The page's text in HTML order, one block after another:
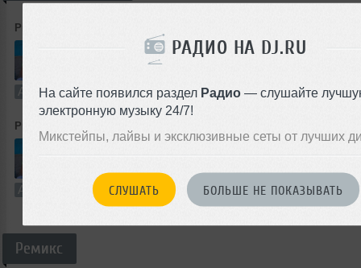
РАДИО НА DJ.RU
На сайте появился раздел Радио — слушайте
электронную музыку 24/7!
Микстейпы, лайвы и эксклюзивные сеты от лучших
СЛУШАТЬ БОЛЬШЕ НЕ ПОКАЗЫВАТЬ
Project Of The Future
Авторский трек В плейлист
Project Of The Future
5 раз 1 5.5 MB,
Авторский трек В плейлист
Ремикс